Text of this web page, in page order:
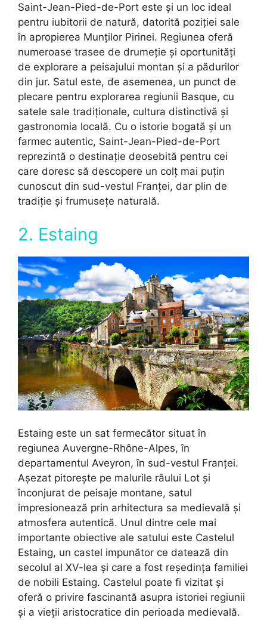
Saint-Jean-Pied-de-Port este și un loc ideal
pentru iubitorii de natură, datorită poziției sale
în apropierea Munților Pirinei. Regiunea oferă
numeroase trasee de drumeție și oportunități
de explorare a peisajului montan și a pădurilor
din jur. Satul este, de asemenea, un punct de
plecare pentru explorarea regiunii Basque, cu
satele sale tradiționale, cultura distinctivă și
gastronomia locală. Cu o istorie bogată și un
farmec autentic, Saint-Jean-Pied-de-Port
reprezintă o destinație deosebită pentru cei
care doresc să descopere un colț mai puțin
cunoscut din sud-vestul Franței, dar plin de
tradiție și frumusețe naturală.
2. Estaing
Estaing este un sat fermecător situat în
regiunea Auvergne-Rhône-Alpes, în
departamentul Aveyron, în sud-vestul Franței.
Așezat pitorește pe malurile râului Lot și
înconjurat de peisaje montane, satul
impresionează prin arhitectura sa medievală și
atmosfera autentică. Unul dintre cele mai
importante obiective ale satului este Castelul
Estaing, un castel impunător ce datează din
secolul al XV-lea și care a fost reședința familiei
de nobili Estaing. Castelul poate fi vizitat și
oferă o privire fascinantă asupra istoriei regiunii
și a vieții aristocratice din perioada medievală.